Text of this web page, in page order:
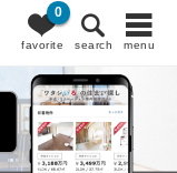
favorite
0
search menu